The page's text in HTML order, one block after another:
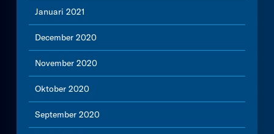
Januari 2021
December 2020
November 2020
Oktober 2020
September 2020